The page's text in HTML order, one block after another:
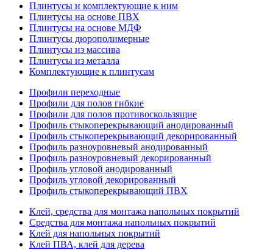
Плинтусы и комплектующие к ним
Плинтусы на основе ПВХ
Плинтусы на основе МДФ
Плинтусы дюрополимерные
Плинтусы из массива
Плинтусы из металла
Комплектующие к плинтусам
Профили переходные
Профили для полов гибкие
Профили для полов противоскользящие
Профиль стыкоперекрывающий анодированный
Профиль стыкоперекрывающий декорированный
Профиль разноуровневый анодированный
Профиль разноуровневый декорированный
Профиль угловой анодированный
Профиль угловой декорированный
Профиль стыкоперекрывающий ПВХ
Клей, средства для монтажа напольных покрытий
Средства для монтажа напольных покрытий
Клей для напольных покрытий
Клей ПВА, клей для дерева